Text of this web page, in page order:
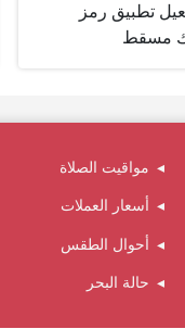
تطبيق رمز
مسقط
مواقيت الصلاة
أسعار العملات
أحوال الطقس
حالة البحر